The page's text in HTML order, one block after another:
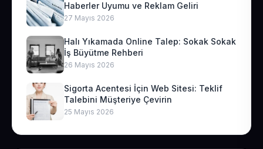
Haberler Uyumu ve Reklam Geliri
27 Mayıs 2026
Halı Yıkamada Online Talep: Sokak Sokak
İş Büyütme Rehberi
26 Mayıs 2026
Sigorta Acentesi İçin Web Sitesi: Teklif
Talebini Müşteriye Çevirin
25 Mayıs 2026